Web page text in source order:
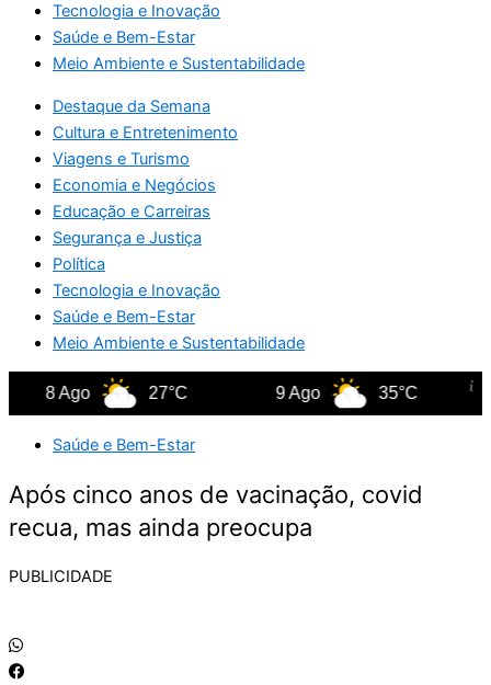
Tecnologia e Inovação
Saúde e Bem-Estar
Meio Ambiente e Sustentabilidade
Destaque da Semana
Cultura e Entretenimento
Viagens e Turismo
Economia e Negócios
Educação e Carreiras
Segurança e Justiça
Política
Tecnologia e Inovação
Saúde e Bem-Estar
Meio Ambiente e Sustentabilidade
8 Ago 27°C 9 Ago 35°C 10
Saúde e Bem-Estar
Após cinco anos de vacinação, covid
recua, mas ainda preocupa
PUBLICIDADE